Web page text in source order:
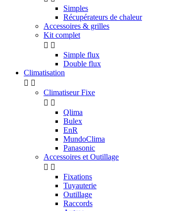
Simples
Récupérateurs de chaleur
Accessoires & grilles
Kit complet
 
Simple flux
Double flux
Climatisation
 
Climatiseur Fixe
 
Qlima
Bulex
EnR
MundoClima
Panasonic
Accessoires et Outillage
 
Fixations
Tuyauterie
Outillage
Raccords